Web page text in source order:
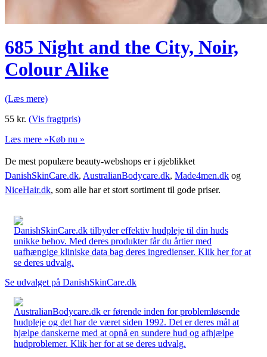
685 Night and the City, Noir,
Colour Alike
(Læs mere)
55 kr. (Vis fragtpris)
Læs mere »Køb nu »
De mest populære beauty-webshops er i øjeblikket
DanishSkinCare.dk, AustralianBodycare.dk, Made4men.dk og
NiceHair.dk, som alle har et stort sortiment til gode priser.
DanishSkinCare.dk tilbyder effektiv hudpleje til din huds
unikke behov. Med deres produkter får du årtier med
uafhængige kliniske data bag deres ingredienser. Klik her for at
se deres udvalg.
Se udvalget på DanishSkinCare.dk
AustralianBodycare.dk er førende inden for problemløsende
hudpleje og det har de været siden 1992. Det er deres mål at
hjælpe danskerne med at opnå en sundere hud og afhjælpe
hudproblemer. Klik her for at se deres udvalg.